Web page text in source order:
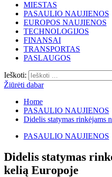
MIESTAS
PASAULIO NAUJIENOS
EUROPOS NAUJIENOS
TECHNOLOGIJOS
FINANSAI
TRANSPORTAS
PASLAUGOS
Ieškoti:
Žiūrėti dabar
Home
PASAULIO NAUJIENOS
Didelis statymas rinkėjams
PASAULIO NAUJIENOS
Didelis statymas
kelią Europoje